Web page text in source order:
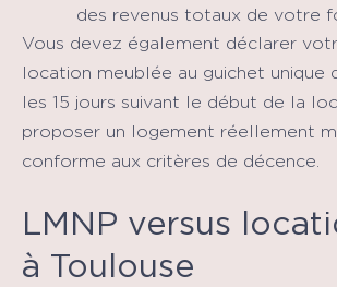
des revenus totaux de votre
Vous devez également déclarer
location meublée au guichet unique
les 15 jours suivant le début de la
proposer un logement réellement
conforme aux critères de décence.
LMNP versus
à Toulouse